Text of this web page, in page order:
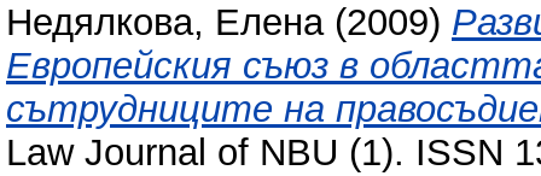
Недялкова, Елена(2009)
Европейския съюз в
сътрудниците на
Law Journal of NBU (1). ISSN